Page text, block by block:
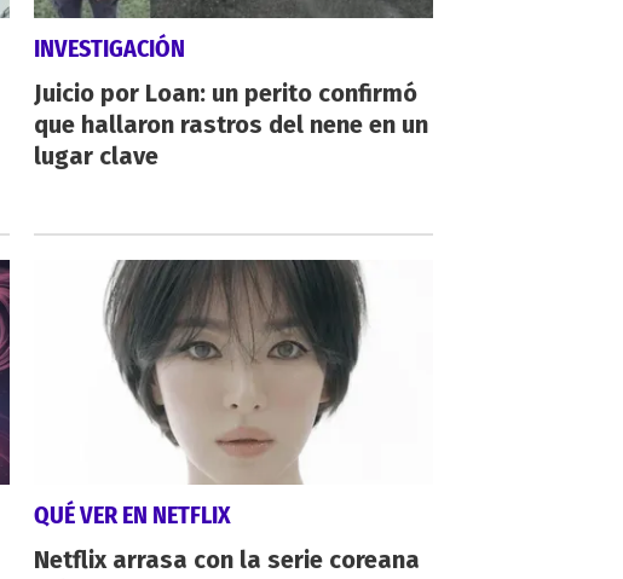
INVESTIGACIÓN
Juicio por Loan: un perito confirmó
que hallaron rastros del nene en un
lugar clave
QUÉ VER EN NETFLIX
Netflix arrasa con la serie coreana